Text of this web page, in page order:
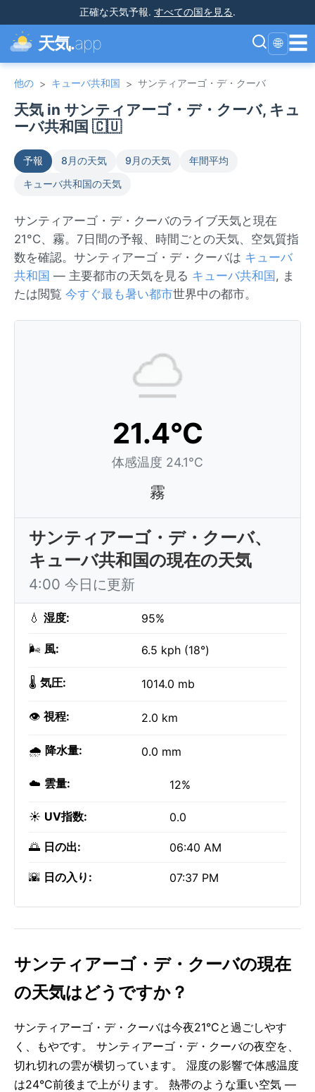
正確な天気予報. すべての国を見る.
天気.app 🌐 ☰
他の > キューバ共和国 > サンティアーゴ・デ・クーバ
天気 in サンティアーゴ・デ・クーバ, キュ
ーバ共和国 🇨🇺
予報 8月の天気 9月の天気
年間平均
キューバ共和国の天気
サンティアーゴ・デ・クーバのライブ天気と現在
21°C、霧。7日間の予報、時間ごとの天気、空気質指
数を確認。サンティアーゴ・デ・クーバは キューバ
共和国 — 主要都市の天気を見る キューバ共和国 , ま
たは閲覧 今すぐ最も暑い都市世界中の都市。
21.4°C
体感温度 24.1°C
霧
サンティアーゴ・デ・クーバ、
キューバ共和国の現在の天気
4:00 今日に更新
💧 湿度: 95%
🌬️ 風: 6.5 kph (18°)
🌡️ 気圧: 1014.0 mb
👁️ 視程: 2.0 km
🌧️ 降水量: 0.0 mm
☁️ 雲量: 12%
☀️ UV指数: 0.0
🌅 日の出: 06:40 AM
🌇 日の入り: 07:37 PM
サンティアーゴ・デ・クーバの現在
の天気はどうですか？
サンティアーゴ・デ・クーバは今夜21°Cと過ごしやす
く、もやです。 サンティアーゴ・デ・クーバの夜空を、
切れ切れの雲が横切っています。 湿度の影響で体感温度
は24°C前後まで上がります。 熱帯のような重い空気 —